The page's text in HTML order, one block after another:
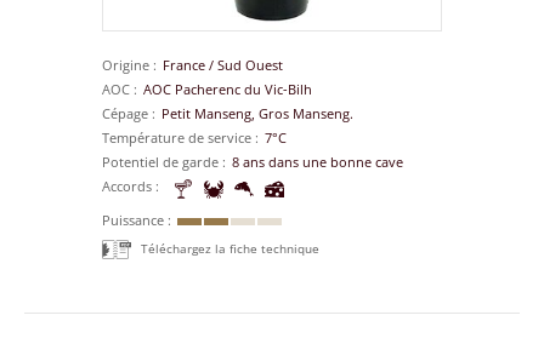
Origine France / Sud Ouest
AOC
AOC Pacherenc du Vic-Bilh
Cépage
Petit Manseng, Gros Manseng.
Température de service
7°C
Potentiel de garde
8 ans dans une bonne cave
Accords
Puissance
Téléchargez la fiche technique